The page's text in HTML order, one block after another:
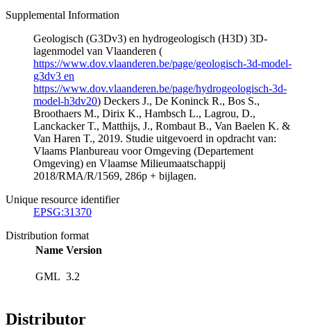
Supplemental Information
Geologisch (G3Dv3) en hydrogeologisch (H3D) 3D-
lagenmodel van Vlaanderen (
https://www.dov.vlaanderen.be/page/geologisch-3d-model-
g3dv3 en
https://www.dov.vlaanderen.be/page/hydrogeologisch-3d-
model-h3dv20) Deckers J., De Koninck R., Bos S.,
Broothaers M., Dirix K., Hambsch L., Lagrou, D.,
Lanckacker T., Matthijs, J., Rombaut B., Van Baelen K. &
Van Haren T., 2019. Studie uitgevoerd in opdracht van:
Vlaams Planbureau voor Omgeving (Departement
Omgeving) en Vlaamse Milieumaatschappij
2018/RMA/R/1569, 286p + bijlagen.
Unique resource identifier
EPSG:31370
Distribution format
Name Version
GML 3.2
Distributor